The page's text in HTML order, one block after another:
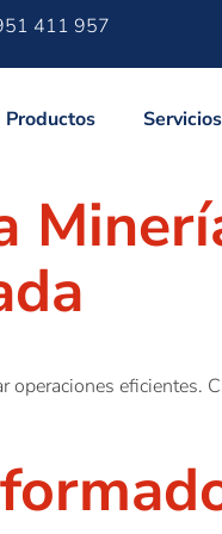
411 957
Productos Servicios